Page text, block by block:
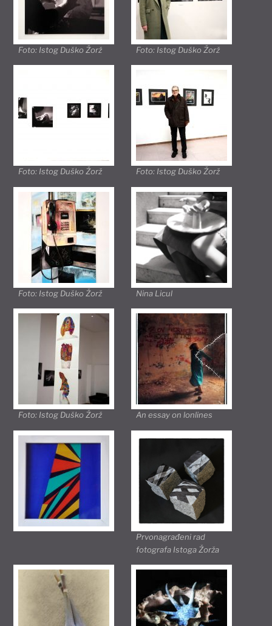
Foto: Istog Duško Žorž Foto: Istog Duško Žorž
Foto: Istog Duško Žorž Foto: Istog Duško Žorž
Foto: Istog Duško Žorž Nina Licul
Foto: Istog Duško Žorž An essay on lonlines
Prvonagrađeni rad
fotografa Istoga Žorža